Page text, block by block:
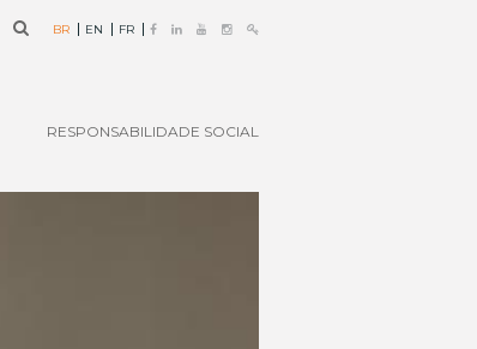
RESPONSABILIDADE SOCIAL
BR EN FR